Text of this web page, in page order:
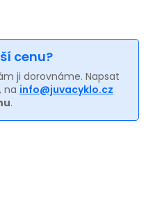
cenu?
ji dorovnáme. Napsat
, na info@juvacyklo.cz
.